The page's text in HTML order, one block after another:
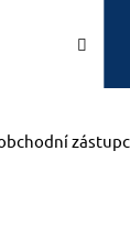
Kontakty